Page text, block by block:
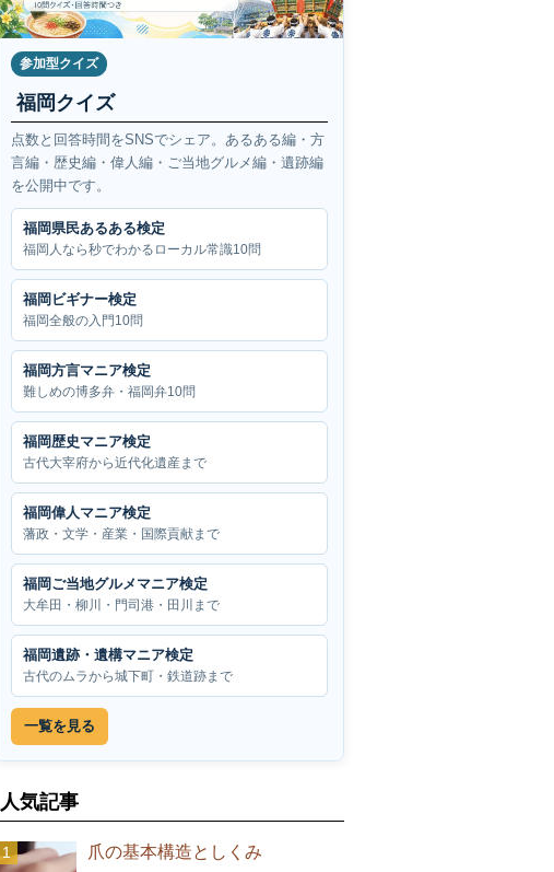
参加型クイズ
福岡クイズ
点数と回答時間をSNSでシェア。あるある編・方
言編・歴史編・偉人編・ご当地グルメ編・遺跡編
を公開中です。
福岡県民あるある検定
福岡人なら秒でわかるローカル常識10問
福岡ビギナー検定
福岡全般の入門10問
福岡方言マニア検定
難しめの博多弁・福岡弁10問
福岡歴史マニア検定
古代大宰府から近代化遺産まで
福岡偉人マニア検定
藩政・文学・産業・国際貢献まで
福岡ご当地グルメマニア検定
大牟田・柳川・門司港・田川まで
福岡遺跡・遺構マニア検定
古代のムラから城下町・鉄道跡まで
一覧を見る
人気記事
爪の基本構造としくみ